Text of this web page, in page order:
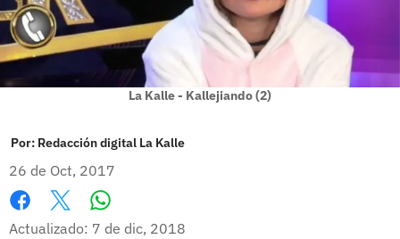
La Kalle - Kallejiando (2)
Por: Redacción digital La Kalle
26 de Oct, 2017
Facebook
X
Actualizado: 7 de dic, 2018